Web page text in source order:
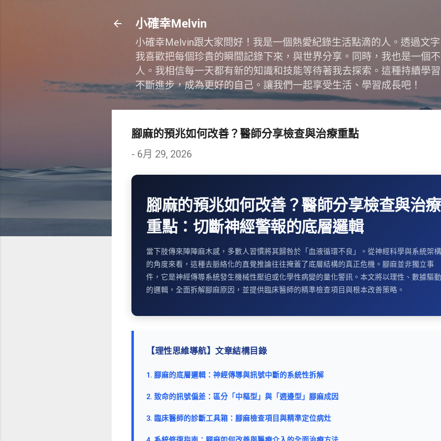
小確幸Melvin
小確幸Melvin跟大家問好！我是一個熱愛紀錄生活點滴的人。透過文
我喜歡把每個珍貴的瞬間記錄下來，與世界分享。同時，我也是一個
人。我相信每一天都有新的知識和技能等待著我去探索。這種持續學
不斷進步，成為更好的自己。讓我們一起享受生活、學習成長吧！
腳麻的預兆如何改善？醫師分享檢查與治療重點
- 6月 29, 2026
腳麻的預兆如何改善？醫師分享檢查與治療
重點：切斷神經警報的底層邏輯
當下肢傳來陣陣麻木感，多數人習慣將其歸咎於「血液循環不良」。從神經科學與系統架構
的角度來看，這種去脈絡化的直覺推論往往掩蓋了底層結構的真正危機。腳麻並非獨立事
件，它是神經傳導系統發生機械性壓迫或化學性病變的量化警訊。本文將以理性、數據驅動
的邏輯，全面拆解腳麻原因，並提供臨床醫師的精準檢查項目與根本改善策略。
【理性思維導航】文章結構目錄
1. 腳麻的底層邏輯：神經傳導與訊號中斷的系統性拆解
2. 致命的訊號偏差：區分「中樞型」與「週邊型」腳麻成因
3. 臨床醫師的診斷工具箱：腳麻檢查項目與精準定位病灶